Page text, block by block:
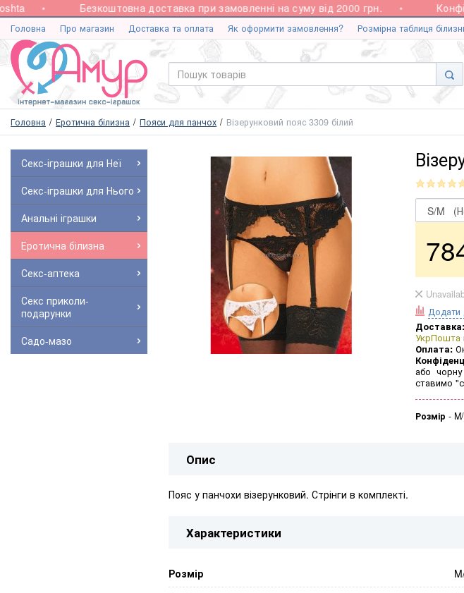
Безкоштовна доставка при замовленні на суму від 2000 грн.
Головна Про магазин Доставка та оплата Як оформити замовлення? Розмірна таблиця
Головна Еротична білизна Пояси для панчох Візерунковий пояс 3309 білий
Секс-іграшки для Неї
Секс-іграшки для Нього
Анальні іграшки
Еротична білизна
Секс-аптека
Секс приколи-
подарунки
Садо-мазо
Додати
Доставка:
УкрПошта
Оплата:
або
ставимо
Розмір -
Опис
Пояс у панчохи візерунковий. Стрінги в комплекті.
Характеристики
Розмір